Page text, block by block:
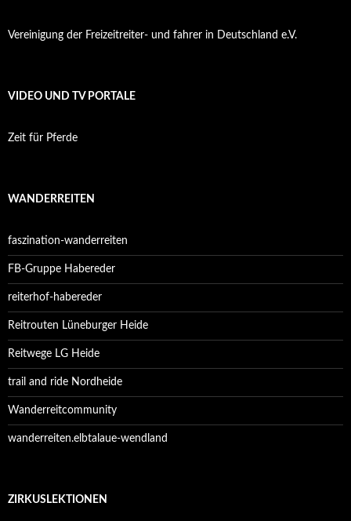
Vereinigung der Freizeitreiter- und fahrer in Deutschland e.V.
VIDEO UND TV PORTALE
Zeit für Pferde
WANDERREITEN
faszination-wanderreiten
FB-Gruppe Habereder
reiterhof-habereder
Reitrouten Lüneburger Heide
Reitwege LG Heide
trail and ride Nordheide
Wanderreitcommunity
wanderreiten.elbtalaue-wendland
ZIRKUSLEKTIONEN